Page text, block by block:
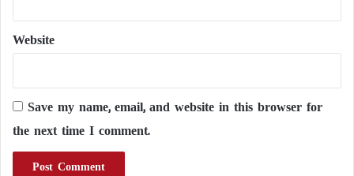
Website
Save my name, email, and website in this browser for
the next time I comment.